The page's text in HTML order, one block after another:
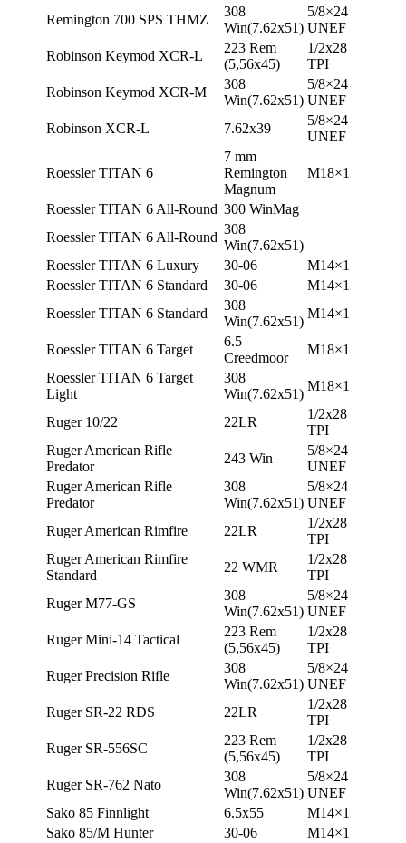
Remington 700 SPS THMZ
308
Win(7.62х51)
5/8×24
UNEF
Robinson Keymod XCR-L
223 Rem
(5,56х45)
1/2х28
TPI
Robinson Keymod XCR-M
308
Win(7.62х51)
5/8×24
UNEF
Robinson XCR-L
7.62х39
5/8×24
UNEF
Roessler TITAN 6
7 mm
Remington
Magnum
М18×1
Roessler TITAN 6 All-Round 300 WinMag
Roessler TITAN 6 All-Round
308
Win(7.62х51)
Roessler TITAN 6 Luxury
30-06
М14×1
Roessler TITAN 6 Standard
30-06
М14×1
Roessler TITAN 6 Standard
308
Win(7.62х51)
М14×1
Roessler TITAN 6 Target
6.5
Creedmoor
М18×1
Roessler TITAN 6 Target
Light
308
Win(7.62х51)
М18×1
Ruger 10/22 22LR
1/2х28
TPI
Ruger American Rifle
Predator
243 Win
5/8×24
UNEF
Ruger American Rifle
Predator
308
Win(7.62х51)
5/8×24
UNEF
Ruger American Rimfire
22LR
1/2х28
TPI
Ruger American Rimfire
Standard
22 WMR
1/2х28
TPI
Ruger M77-GS
308
Win(7.62х51)
5/8×24
UNEF
Ruger Mini-14 Tactical
223 Rem
(5,56х45)
1/2х28
TPI
Ruger Precision Rifle
308
Win(7.62х51)
5/8×24
UNEF
Ruger SR-22 RDS
22LR
1/2х28
TPI
Ruger SR-556SC
223 Rem
(5,56х45)
1/2х28
TPI
Ruger SR-762 Nato
308
Win(7.62х51)
5/8×24
UNEF
Sako 85 Finnlight
6.5х55
М14×1
Sako 85/M Hunter
30-06
М14×1